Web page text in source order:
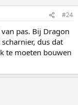
#24
pas. Bij Dragon
dus dat
te moeten bouwen